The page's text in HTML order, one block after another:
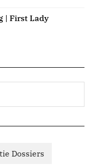
| First Lady
Dossiers